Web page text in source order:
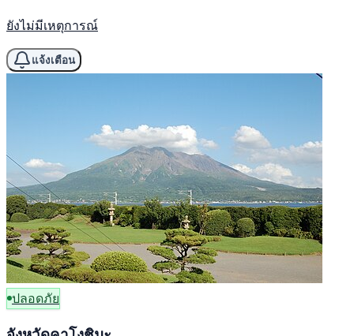
ยังไม่มีเหตุการณ์
แจ้งเตือน
ปลอดภัย